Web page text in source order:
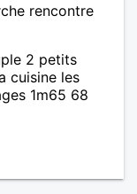
rencontre
2 petits
cuisine les
1m65 68